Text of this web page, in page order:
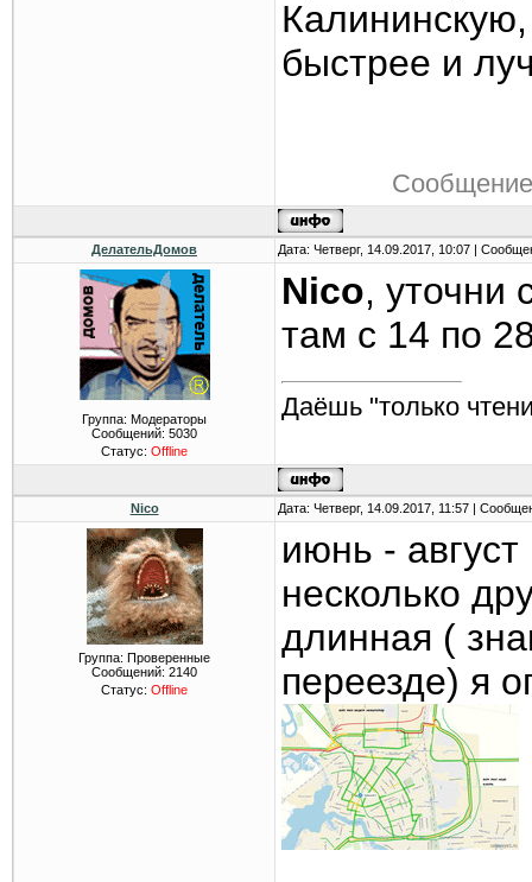
быстрее и
ДелательДомов Дата: Четверг, 14.09.2017, 10:07 |
Группа: Модераторы
Сообщений: 5030
Статус: Offline
Nico, уточни
там с 14 по
Даёшь "только
Nico Дата: Четверг, 14.09.2017, 11:57 |
Группа: Проверенные
Сообщений: 2140
Статус: Offline
июнь -
несколько
длинная (
переезде) я